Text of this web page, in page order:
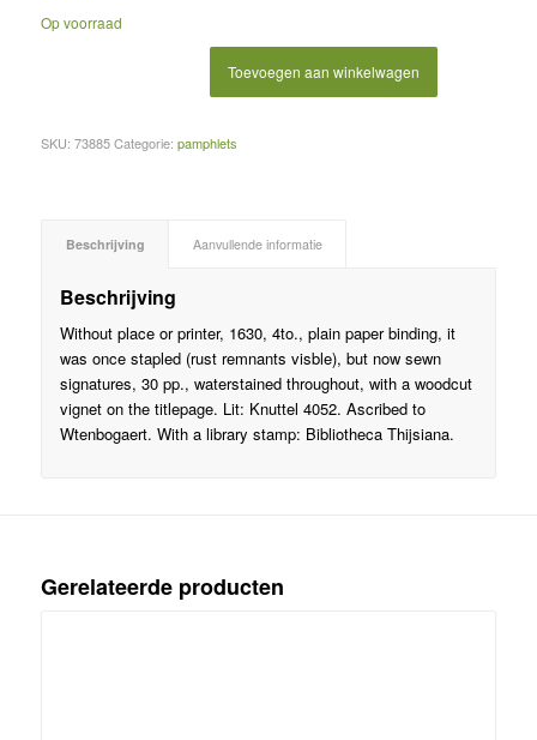
Op voorraad
Toevoegen aan winkelwagen
SKU: 73885 Categorie: pamphlets
Beschrijving Aanvullende informatie
Beschrijving
Without place or printer, 1630, 4to., plain paper binding, it
was once stapled (rust remnants visble), but now sewn
signatures, 30 pp., waterstained throughout, with a woodcut
vignet on the titlepage. Lit: Knuttel 4052. Ascribed to
Wtenbogaert. With a library stamp: Bibliotheca Thijsiana.
Gerelateerde producten